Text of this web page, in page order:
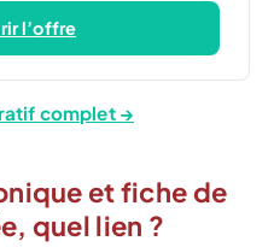
l’offre
complet →
et fiche de
quel lien ?